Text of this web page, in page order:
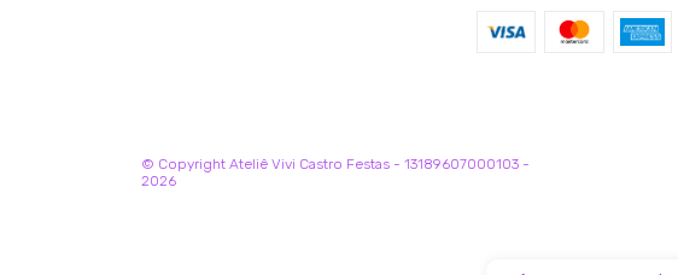
© Copyright Ateliê Vivi Castro Festas - 13189607000103 -
2026